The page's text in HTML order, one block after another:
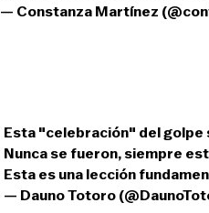
— Constanza Martínez
Esta "celebración" del golpe
Nunca se fueron, siempre
Esta es una lección
— Dauno Totoro